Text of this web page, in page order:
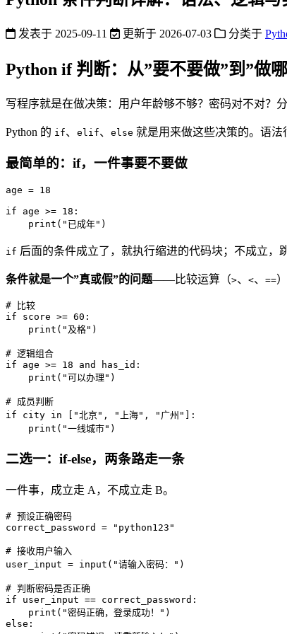
发表于 2025-09-11 更新于 2026-07-03 分类于
Python if 判断：从”要不要做”到”做
写程序就是在做决策：用户年龄够不够？密码对不对？
Python 的 if、 elif、 else 就是用来做这些决策的。语法
最简单的：if，一件事要不要做
age = 18
if age >= 18 :
print ( "已成年" )
if 后面的条件成立了，就执行缩进的代码块；不成立，
条件就是一个”真或假”的问题——比较运算（>、 <、 ==
# 比较
if score >= 60 :
print ( "及格" )
# 逻辑组合
if age >= 18 and
has_id:
print ( "可以办理" )
# 成员判断
if city in "北京" , "上海" , "广州"
]:
print ( "一线城市" )
二选一：if-else，两条路走一条
一件事，成立走 A，不成立走 B。
# 预设正确密码
correct_password =
"python123"
# 接收用户输入
user_input = input ( "请输入密码：" )
# 判断密码是否正确
if user_input == correct_password:
print ( "密码正确，登录成功！"
else :